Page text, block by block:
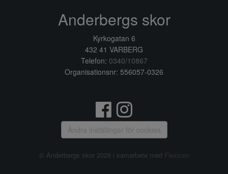
Anderbergs skor
Kyrkogatan 6
432 41 VARBERG
Telefon: 0340/10867
Organisationsnr: 556057-0326
Ändra inställingar för cookies
© Anderbergs skor 2026 i samarbete med Flexicon